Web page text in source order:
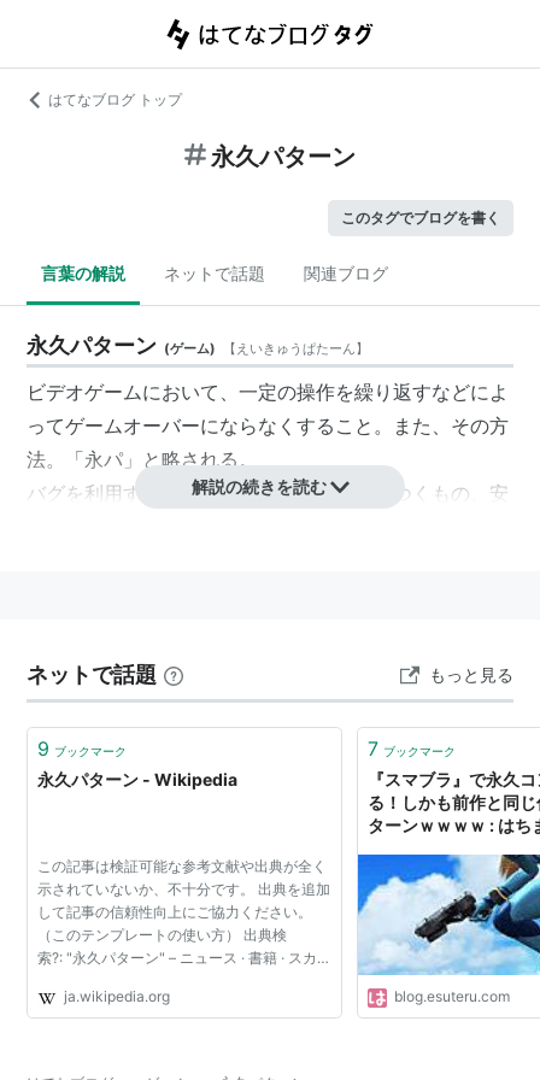
はてなブログ トップ
永久パターン
このタグでブログを書く
言葉の解説 ネットで話題 関連ブログ
永久パターン (ゲーム) 【 えいきゅうぱたーん】
ビデオゲームにおいて、一定の操作を繰り返すなどによ
ってゲームオーバーにならなくすること。また、その方
法。「永パ」と略される。
バグを利用するものや、ゲーム展開の隙をつくもの、 安
ーカーは、永久パターンが生じないよう入念にテストし
ていたはずだが、それでも多くのゲームに永久パターン
が見つかっている。
永久パターンが発見されたゲームには、ベーマガやゲー
メストで行われていたハイスコアランキングの集計が打
「永久パターン防止キャラクタ」について
面クリア型のゲームで、制限時間が明確に設定されてい
ない場合、わざと面をクリアせずにスコアを稼ぎ続ける
こともできてしまう。このような永久パターンを防止す
解説の続きを読む
ネットで話題 もっと見る
9 ブックマーク
永久パターン - Wikipedia
この記事は検証可能な参考文献や出典が全く
示されていないか、不十分です。 出典を追加
して記事の信頼性向上にご協力ください。
（このテンプレートの使い方） 出典検
索?: "永久パターン" – ニュース · 書籍 · スカラ
サーチ · TWL (2020年12月) 永久パターン
ja.wikipedia.org
7 ブックマーク
『スマブラ』で永久
る！しかも前作と同
ターンｗｗｗｗ : はち
blog.esuteru.com